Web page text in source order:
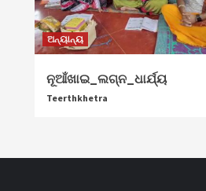
ଅନ୍ୟାନ୍ୟ
ନୂଆଁଖାଇ_ଲଗ୍ନ_ଧାର୍ଯ୍ୟ
Teerthkhetra